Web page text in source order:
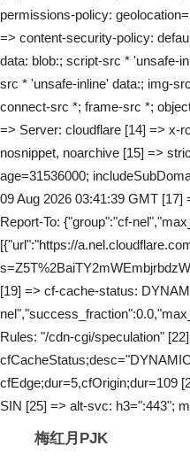
permissions-policy:
=> content-security-policy:
data: blob:; script-src * 'unsafe-
src * 'unsafe-inline' data:; img-
connect-src *; frame-src *;
=> Server: cloudflare [14] => x-
nosnippet, noarchive [15] =>
age=31536000;
09 Aug 2026 03:41:39 GMT
Report-To: {"group":"cf-
[{"url":"https://
[19] => cf-cache-status:
Rules: "/cdn-cgi/speculation"
cfEdge;dur=5,cfOrigin;dur=109
SIN [25] => alt-svc: h3=":443";
梅红月PJK